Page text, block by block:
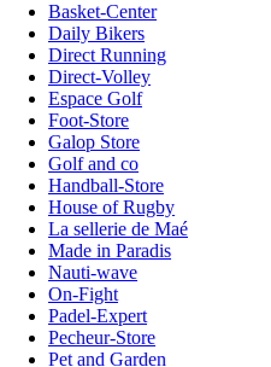
Basket-Center
Daily Bikers
Direct Running
Direct-Volley
Espace Golf
Foot-Store
Galop Store
Golf and co
Handball-Store
House of Rugby
La sellerie de Maé
Made in Paradis
Nauti-wave
On-Fight
Padel-Expert
Pecheur-Store
Pet and Garden